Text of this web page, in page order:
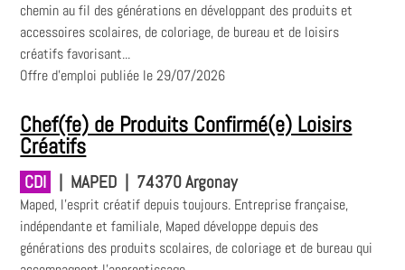
chemin au fil des générations en développant des produits et
accessoires scolaires, de coloriage, de bureau et de loisirs
créatifs favorisant...
Offre d'emploi publiée le 29/07/2026
Chef(fe) de Produits Confirmé(e) Loisirs
Créatifs
CDI | MAPED | 74370 Argonay
Maped, l'esprit créatif depuis toujours. Entreprise française,
indépendante et familiale, Maped développe depuis des
générations des produits scolaires, de coloriage et de bureau qui